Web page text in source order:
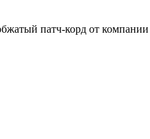
патч-корд от